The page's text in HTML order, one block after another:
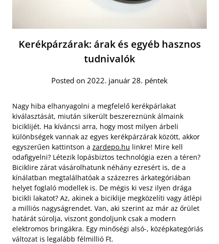
Kerékpárzárak: árak és egyéb hasznos
tudnivalók
Posted on 2022. január 28. péntek
Nagy hiba elhanyagolni a megfelelő kerékpárlakat
kiválasztását, miután sikerült beszereznünk álmaink
biciklijét. Ha kíváncsi arra, hogy most milyen árbeli
különbségek vannak az egyes kerékpárzárak között, akkor
egyszerűen kattintson a zardepo.hu linkre! Mire kell
odafigyelni? Létezik lopásbiztos technológia ezen a téren?
Biciklire zárat vásárolhatunk néhány ezresért is, de a
kínálatban megtalálhatóak a százezres árkategóriában
helyet foglaló modellek is. De mégis ki vesz ilyen drága
bicikli lakatot? Az, akinek a biciklije megközelíti vagy átlépi
a milliós nagyságrendet. Van, aki szerint az már az őrület
határát súrolja, viszont gondoljunk csak a modern
elektromos bringákra. Egy minőségi alsó-, középkategóriás
változat is legalább félmillió Ft.